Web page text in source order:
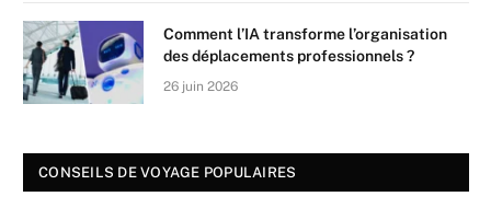
Comment l’IA transforme l’organisation
des déplacements professionnels ?
26 juin 2026
CONSEILS DE VOYAGE POPULAIRES